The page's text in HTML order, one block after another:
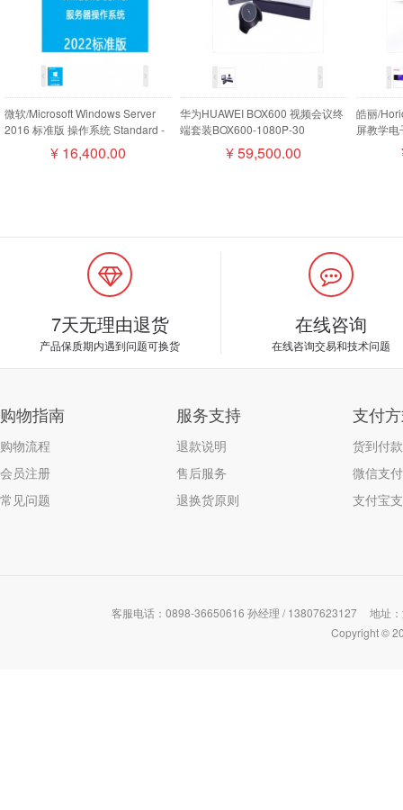
微软/Microsoft Windows Server
2016 标准版 操作系统 Standard -
16 Core License Pack
¥16,400.00
华为HUAWEI BOX600 视频会议终
端套装BOX600-1080P-30
camera200摄像机MIC500全向麦
¥59,500.00
皓丽/
屏教学
7天无理由退货
产品保质期内遇到问题可换货
在线咨询
在线咨询交易和技术问题
购物指南
购物流程
会员注册
常见问题
服务支持
退款说明
售后服务
退换货原则
支付
货到付款
微信支付
支付宝
客服电话：0898-36650616 孙经理 / 13807623127
地址
Copyright ©